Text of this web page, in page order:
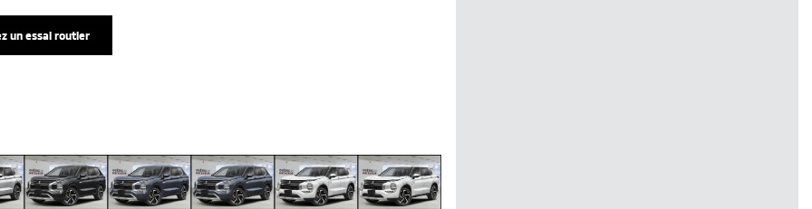
un essai routier